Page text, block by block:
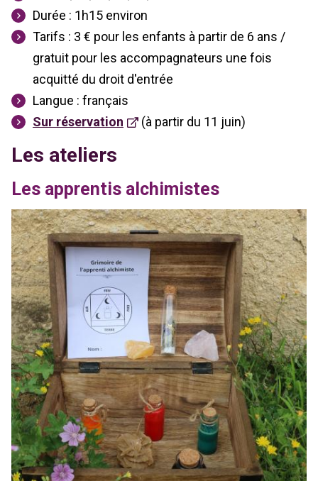
Durée : 1h15 environ
Tarifs : 3 € pour les enfants à partir de 6 ans /
gratuit pour les accompagnateurs une fois
acquitté du droit d'entrée
Langue : français
Sur réservation
(à partir du 11 juin)
Les ateliers
Les apprentis alchimistes